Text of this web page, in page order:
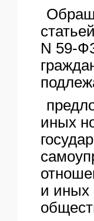
N 59-
иных
и иных